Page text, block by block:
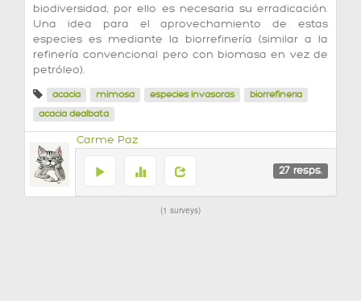
biodiversidad, por ello es necesaria su erradicación.
Una idea para el aprovechamiento de estas
especies es mediante la biorrefinería (similar a la
refinería convencional pero con biomasa en vez de
petróleo).
acacia mimosa especies invasoras
biorrefinería
acacia dealbata
Carme Paz
27 resps.
1 surveys